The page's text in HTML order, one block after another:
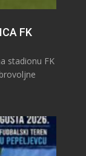
FK
stadionu FK